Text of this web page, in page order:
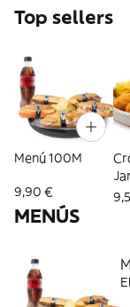
Top sellers
Menú 100M
9,90 €
MENÚS